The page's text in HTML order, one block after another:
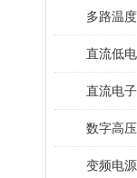
多路温
直流低
直流电
数字高
变频电源